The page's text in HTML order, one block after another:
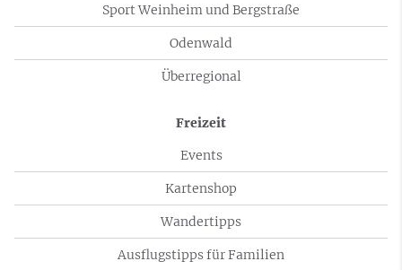
Sport Weinheim und Bergstraße
Odenwald
Überregional
Freizeit
Events
Kartenshop
Wandertipps
Ausflugstipps für Familien